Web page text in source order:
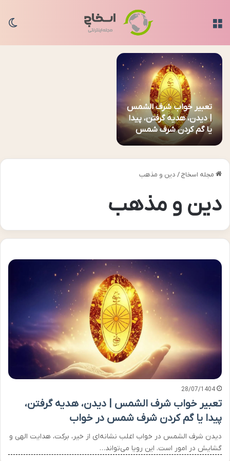
تعبیر خواب شرف الشمس
| دیدن، هدیه گرفتن، پیدا
یا گم کردن شرف شمس
در خواب
مجله اسخاج/ دین و مذهب
دین و مذهب
28/07/1404
تعبیر خواب شرف الشمس | دیدن، هدیه گرفتن،
پیدا یا گم کردن شرف شمس در خواب
دیدن شرف الشمس در خواب اغلب نشانه‌ای از خیر، برکت، هدایت الهی و
گشایش در امور است. این رویا می‌تواند…